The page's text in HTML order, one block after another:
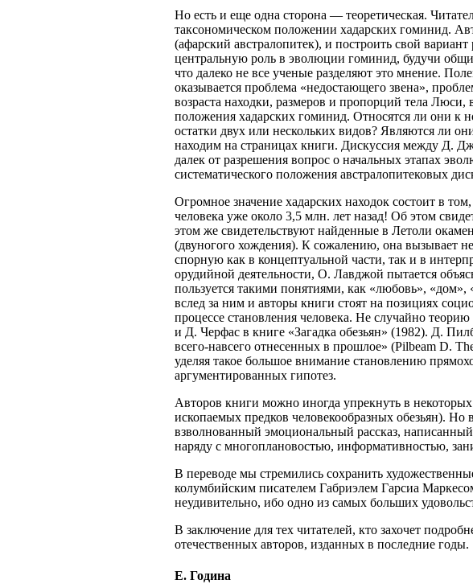
Но есть и еще одна сторона — теоретическая.
таксономическом положении хадарских гоминид.
(афарский австралопитек), и построить свой
центральную роль в эволюции гоминид, будучи
что далеко не все ученые разделяют это мнение.
оказывается проблема «недостающего звена»,
возраста находки, размеров и пропорций тела
положения хадарских гоминид. Относятся ли они к
остатки двух или нескольких видов? Являются ли
находим на страницах книги. Дискуссия между Д.
далек от разрешения вопрос о начальных этапах
систематического положения австралопитековых
Огромное значение хадарских находок состоит в
человека уже около 3,5 млн. лет назад! Об этом
этом же свидетельствуют найденные в Летоли
(двуногого хождения). К сожалению, она вызывает
спорную как в концептуальной части, так и в
орудийной деятельности, О. Лавджой пытается
пользуется такими понятиями, как «любовь»,
вслед за ним и авторы книги стоят на позициях
процессе становления человека. Не случайно
и Д. Черфас в книге «Загадка обезьян» (1982). Д.
всего-навсего отнесенных в прошлое» (Pilbeam D.
уделяя такое большое внимание становлению
аргументированных гипотез.
Авторов книги можно иногда упрекнуть в
ископаемых предков человекообразных обезьян).
взволнованный эмоциональный рассказ,
наряду с многоплановостью, информативностью,
В переводе мы стремились сохранить
колумбийским писателем Габриэлем Гарсиа
неудивительно, ибо одно из самых больших
В заключение для тех читателей, кто захочет
отечественных авторов, изданных в последние годы.
Е. Година